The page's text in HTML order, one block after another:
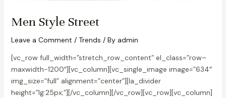
Men Style Street
Leave a Comment / Trends / By admin
[vc_row full_width=”stretch_row_content” el_class=”row–
maxwidth-1200″][vc_column][vc_single_image image=”634″
img_size=”full” alignment=”center”][la_divider
height=”lg:25px;”][/vc_column][/vc_row][vc_row][vc_column]